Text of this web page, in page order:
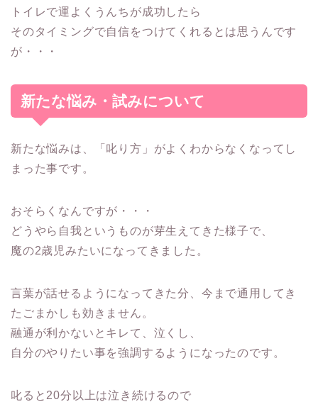
トイレで運よくうんちが成功したら
そのタイミングで自信をつけてくれるとは思うんです
が・・・
新たな悩み・試みについて
新たな悩みは、
「叱り方」がよくわからなくなってし
まった事です。
おそらくなんですが・・・
どうやら自我というものが芽生えてきた様子で、
魔の2歳児みたいになってきました。
言葉が話せるようになってきた分、今まで通用してき
たごまかしも効きません。
融通が利かないとキレて、泣くし、
自分のやりたい事を強調するようになったのです。
叱ると20分以上は泣き続けるので